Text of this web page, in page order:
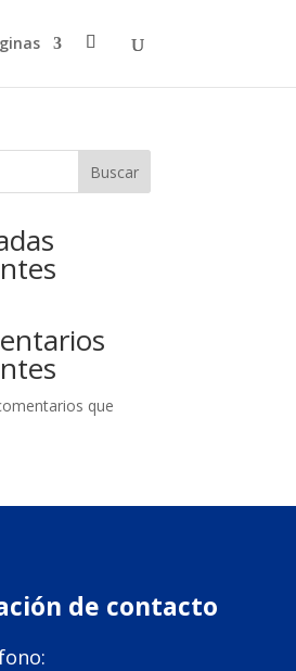
Buscar
que
de contacto